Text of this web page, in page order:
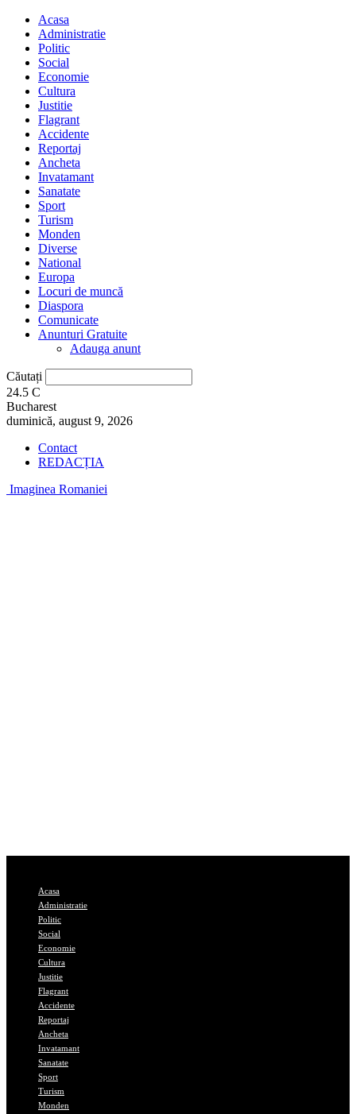
Acasa
Administratie
Politic
Social
Economie
Cultura
Justitie
Flagrant
Accidente
Reportaj
Ancheta
Invatamant
Sanatate
Sport
Turism
Monden
Diverse
National
Europa
Locuri de muncă
Diaspora
Comunicate
Anunturi Gratuite
Adauga anunt
Căutați
24.5 C
Bucharest
duminică, august 9, 2026
Contact
REDACȚIA
Imaginea Romaniei
Acasa
Administratie
Politic
Social
Economie
Cultura
Justitie
Flagrant
Accidente
Reportaj
Ancheta
Invatamant
Sanatate
Sport
Turism
Monden